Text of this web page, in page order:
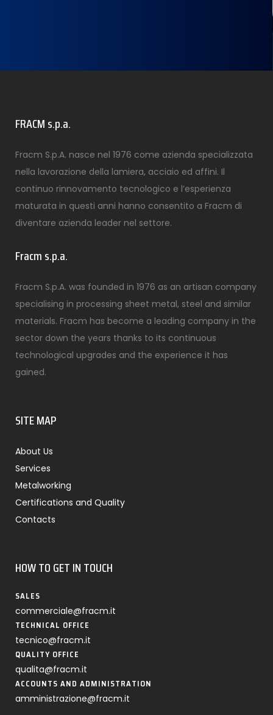
FRACM s.p.a.
Fracm S.p.A. nasce nel 1976 come azienda specializzata
nella lavorazione della lamiera, acciaio ed affini. Il
continuo rinnovamento tecnologico e l’esperienza
maturata in questi anni hanno consentito a Fracm di
diventare azienda leader nel settore.
Fracm s.p.a.
Fracm S.p.A. was founded in 1976 as an artisan company
specialising in processing sheet metal, steel and similar
materials. Fracm has become a leading company in the
sector down the years thanks to its continuous
technological upgrades and the experience it has
gained.
SITE MAP
About Us
Services
Metalworking
Certifications and Quality
Contacts
HOW TO GET IN TOUCH
SALES
commerciale@fracm.it
TECHNICAL OFFICE
tecnico@fracm.it
QUALITY OFFICE
qualita@fracm.it
ACCOUNTS AND ADMINISTRATION
amministrazione@fracm.it